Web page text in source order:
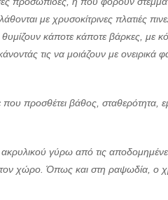
με χρυσοκίτρινες πλατιές
κάποτε κάποτε βάρκες, με
τις να μοιάζουν με ονειρικά
προσθέτει βάθος, σταθερότητα,
ακρυλικού γύρω από τις
στον χώρο. Όπως και στη ραψωδία, ο